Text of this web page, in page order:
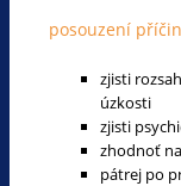
posouzení
zjisti
úzkosti
zjisti
zhodnoť
pátrej po